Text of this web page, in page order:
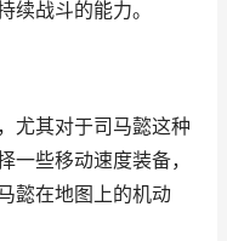
续战斗的能力。
尤其对于司马懿这种
一些移动速度装备，
懿在地图上的机动